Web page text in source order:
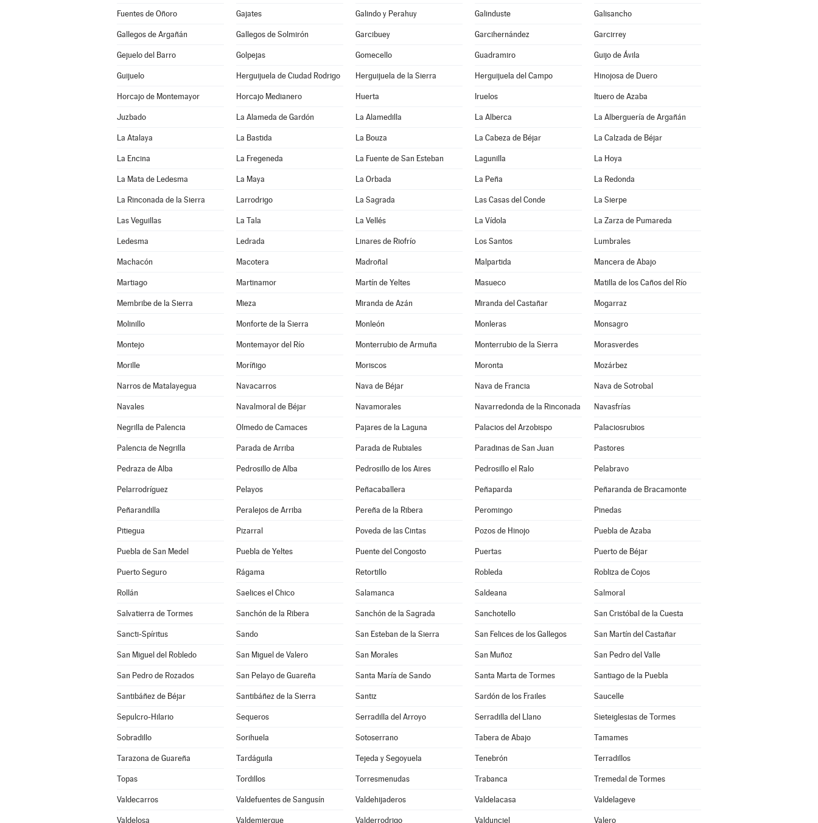
Fuentes de Oñoro Gajates Galindo y Perahuy Galinduste Galisancho
Gallegos de Argañán Gallegos de Solmirón Garcibuey Garcihernández Garcirrey
Gejuelo del Barro Golpejas Gomecello Guadramiro Guijo de Ávila
Guijuelo Herguijuela de Ciudad Rodrigo Herguijuela de la Sierra Herguijuela del Campo Hinojosa de Duero
Horcajo de Montemayor Horcajo Medianero Huerta Iruelos Ituero de Azaba
Juzbado La Alameda de Gardón La Alamedilla La Alberca La Alberguería de Argañán
La Atalaya La Bastida La Bouza La Cabeza de Béjar La Calzada de Béjar
La Encina La Fregeneda La Fuente de San Esteban Lagunilla La Hoya
La Mata de Ledesma La Maya La Orbada La Peña La Redonda
La Rinconada de la Sierra Larrodrigo La Sagrada Las Casas del Conde La Sierpe
Las Veguillas La Tala La Vellés La Vídola La Zarza de Pumareda
Ledesma Ledrada Linares de Riofrío Los Santos Lumbrales
Machacón Macotera Madroñal Malpartida Mancera de Abajo
Martiago Martinamor Martín de Yeltes Masueco Matilla de los Caños del Río
Membribe de la Sierra Mieza Miranda de Azán Miranda del Castañar Mogarraz
Molinillo Monforte de la Sierra Monleón Monleras Monsagro
Montejo Montemayor del Río Monterrubio de Armuña Monterrubio de la Sierra Morasverdes
Morille Moríñigo Moriscos Moronta Mozárbez
Narros de Matalayegua Navacarros Nava de Béjar Nava de Francia Nava de Sotrobal
Navales Navalmoral de Béjar Navamorales Navarredonda de la Rinconada Navasfrías
Negrilla de Palencia Olmedo de Camaces Pajares de la Laguna Palacios del Arzobispo Palaciosrubios
Palencia de Negrilla Parada de Arriba Parada de Rubiales Paradinas de San Juan Pastores
Pedraza de Alba Pedrosillo de Alba Pedrosillo de los Aires Pedrosillo el Ralo Pelabravo
Pelarrodríguez Pelayos Peñacaballera Peñaparda Peñaranda de Bracamonte
Peñarandilla Peralejos de Arriba Pereña de la Ribera Peromingo Pinedas
Pitiegua Pizarral Poveda de las Cintas Pozos de Hinojo Puebla de Azaba
Puebla de San Medel Puebla de Yeltes Puente del Congosto Puertas Puerto de Béjar
Puerto Seguro Rágama Retortillo Robleda Robliza de Cojos
Rollán Saelices el Chico Salamanca Saldeana Salmoral
Salvatierra de Tormes Sanchón de la Ribera Sanchón de la Sagrada Sanchotello San Cristóbal de la Cuesta
Sancti-Spíritus Sando San Esteban de la Sierra San Felices de los Gallegos San Martín del Castañar
San Miguel del Robledo San Miguel de Valero San Morales San Muñoz San Pedro del Valle
San Pedro de Rozados San Pelayo de Guareña Santa María de Sando Santa Marta de Tormes Santiago de la Puebla
Santibáñez de Béjar Santibáñez de la Sierra Santiz Sardón de los Frailes Saucelle
Sepulcro-Hilario Sequeros Serradilla del Arroyo Serradilla del Llano Sieteiglesias de Tormes
Sobradillo Sorihuela Sotoserrano Tabera de Abajo Tamames
Tarazona de Guareña Tardáguila Tejeda y Segoyuela Tenebrón Terradillos
Topas Tordillos Torresmenudas Trabanca Tremedal de Tormes
Valdecarros Valdefuentes de Sangusín Valdehijaderos Valdelacasa Valdelageve
Valdelosa Valdemierque Valderrodrigo Valdunciel Valero